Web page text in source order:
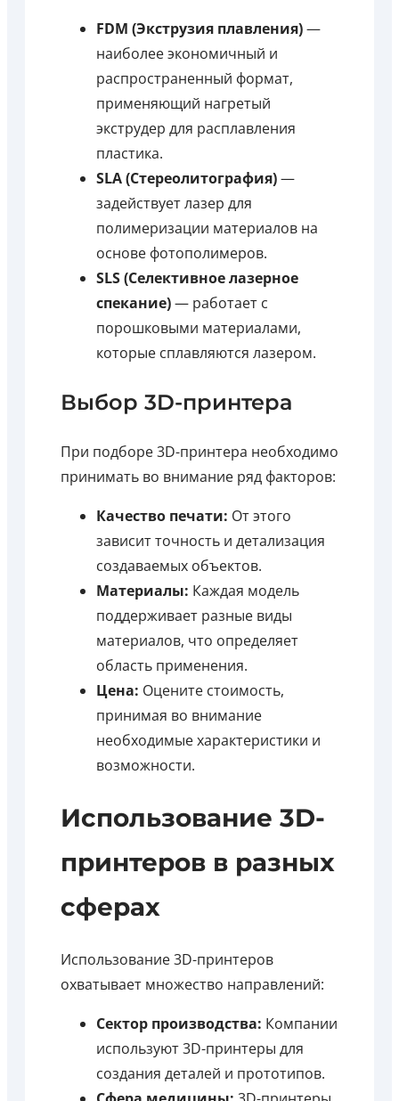
FDM (Экструзия плавления)—
наиболее экономичный и
распространенный формат,
применяющий нагретый
экструдер для расплавления
пластика.
SLA (Стереолитография)—
задействует лазер для
полимеризации материалов на
основе фотополимеров.
SLS (Селективное лазерное
спекание)— работает с
порошковыми материалами,
которые сплавляются лазером.
Выбор 3D-принтера
При подборе 3D-принтера необходимо
принимать во внимание ряд факторов:
Качество печати: От этого
зависит точность и детализация
создаваемых объектов.
Материалы: Каждая модель
поддерживает разные виды
материалов, что определяет
область применения.
Цена: Оцените стоимость,
принимая во внимание
необходимые характеристики и
возможности.
Использование 3D-
принтеров в разных
сферах
Использование 3D-принтеров
охватывает множество направлений:
Сектор производства: Компании
используют 3D-принтеры для
создания деталей и прототипов.